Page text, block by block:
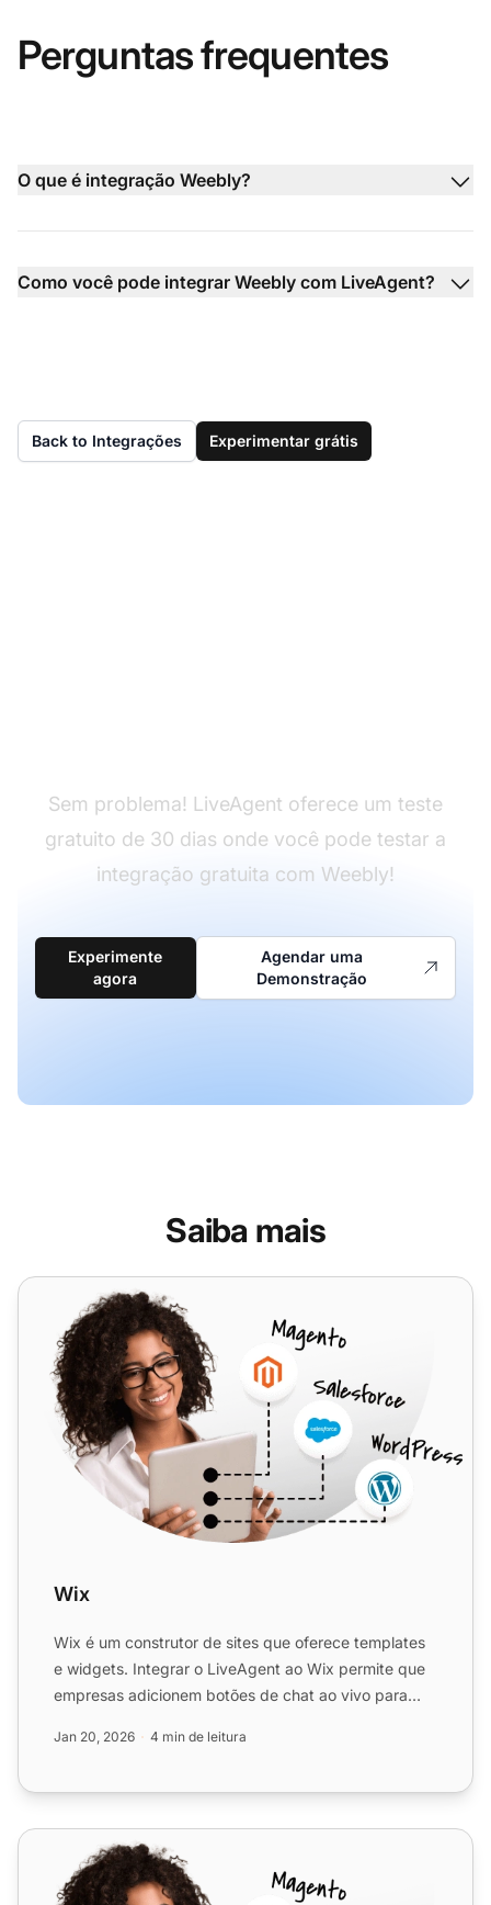
Perguntas frequentes
O que é integração Weebly?
Como você pode integrar Weebly com LiveAgent?
Back to Integrações Experimentar grátis
Sem problema! LiveAgent oferece um teste
gratuito de 30 dias onde você pode testar a
integração gratuita com Weebly!
Experimente
agora
Agendar uma
Demonstração
Saiba mais
Wix
Wix
Wix é um construtor de sites que oferece templates
e widgets. Integrar o LiveAgent ao Wix permite que
empresas adicionem botões de chat ao vivo para
Jan 20, 2026 4 min de leitura
Web.com